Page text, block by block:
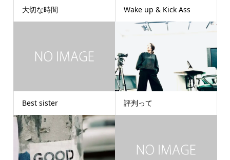
大切な時間 Wake up & Kick Ass
Best sister 評判って